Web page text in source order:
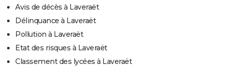
Avis de décès à Laveraët
Délinquance à Laveraët
Pollution à Laveraët
Etat des risques à Laveraët
Classement des lycées à Laveraët